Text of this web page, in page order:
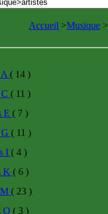
Accueil >Musique >
( 14 )
( 11 )
E ( 7 )
( 11 )
I ( 4 )
K ( 6 )
( 23 )
O ( 3 )